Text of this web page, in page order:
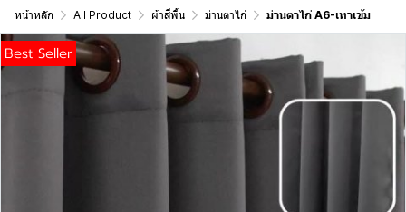
หน้าหลัก All Product ผ้าสีพื้น ม่านตาไก่ ม่านตาไก่ A6-เทาเข้ม
Best Seller